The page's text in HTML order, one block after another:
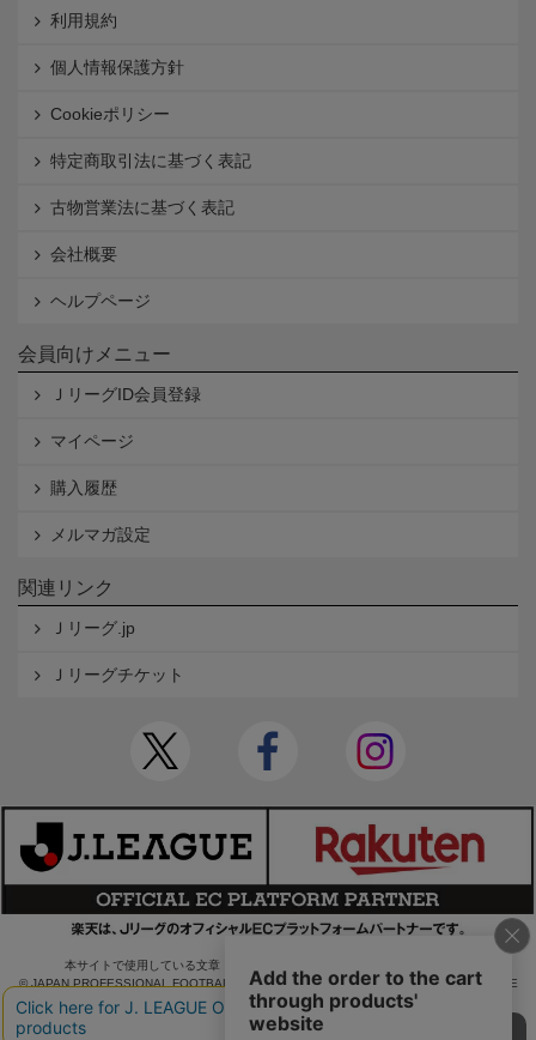
利用規約
個人情報保護方針
Cookieポリシー
特定商取引法に基づく表記
古物営業法に基づく表記
会社概要
ヘルプページ
会員向けメニュー
ＪリーグID会員登録
マイページ
購入履歴
メルマガ設定
関連リンク
Ｊリーグ.jp
Ｊリーグチケット
本サイトで使用している文章・画像等の無断での複製・転載を禁止します。
© JAPAN PROFESSIONAL FOOTBALL LEAGUE Rakuten Group, Inc. ALL RIGHTS RE
SERVED.